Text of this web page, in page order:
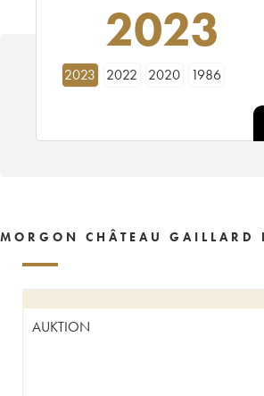
2023
2023 2022 2020 1986
MORGON CHÂTEAU GAILLARD
AUKTION